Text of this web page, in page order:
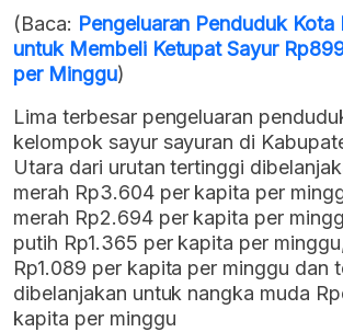
(Baca: Pengeluaran Penduduk Kota
untuk Membeli Ketupat Sayur
per Minggu)
Lima terbesar pengeluaran
kelompok sayur sayuran di
Utara dari urutan tertinggi
merah Rp3.604 per kapita per
merah Rp2.694 per kapita per
putih Rp1.365 per kapita per
Rp1.089 per kapita per minggu dan
dibelanjakan untuk nangka muda
kapita per minggu